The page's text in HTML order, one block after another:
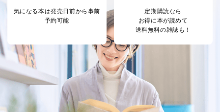
当社は、本人から、開示対象個人情報について利用目的
の通知を求められた場合には、遅滞なくこれに応じま
す。ただし、以下①～④のいずれかに該当する場合は、
利用目的の通知を行なうことはできません。そのとき
は、本人に遅滞無くその旨を通知するとともに、理由を
説明させていただきます。
①利用目的を本人に通知し、又は公表することによって
本人又は第三者の生命、身体、財産その他の権利利益を
害するおそれがある場合
②利用目的を本人に通知し、又は公表することによって
当該事業者の権利又は正当な利益を害するおそれがある
気になる本は発売日前から事前
予約可能
定期購読なら
お得に本が読めて
送料無料の雑誌も！